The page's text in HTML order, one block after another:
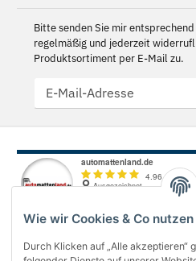
Wie wir Cookies & Co nutzen
Durch Klicken auf „Alle akzeptieren“
Bitte senden Sie mir
regelmäßig und jederzeit
Produktsortiment per E-Mail zu.